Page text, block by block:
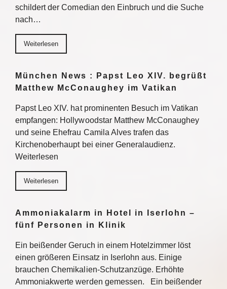
schildert der Comedian den Einbruch und die Suche
nach…
Weiterlesen
München News : Papst Leo XIV. begrüßt
Matthew McConaughey im Vatikan
Papst Leo XIV. hat prominenten Besuch im Vatikan
empfangen: Hollywoodstar Matthew McConaughey
und seine Ehefrau Camila Alves trafen das
Kirchenoberhaupt bei einer Generalaudienz.
Weiterlesen
Weiterlesen
Ammoniakalarm in Hotel in Iserlohn –
fünf Personen in Klinik
Ein beißender Geruch in einem Hotelzimmer löst
einen größeren Einsatz in Iserlohn aus. Einige
brauchen Chemikalien-Schutzanzüge. Erhöhte
Ammoniakwerte werden gemessen. Ein beißender